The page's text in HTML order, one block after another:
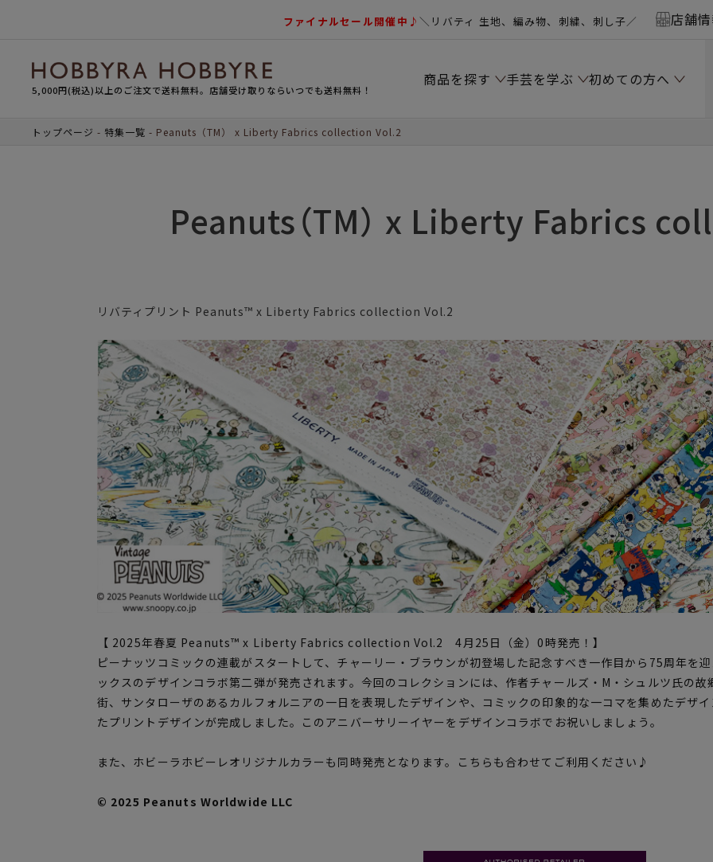
ファイナルセール開催中♪＼リバティ 生地、編み物、刺繍、刺し子／ 店舗
5,000円(税込)以上のご注文で送料無料。店舗受け取りならいつでも送料無料！
商品を探す 手芸を学ぶ 初めての方へ
トップページ 特集一覧 Peanuts（TM） x Liberty Fabrics collection Vol.2
Peanuts（TM） x Liberty Fabrics
リバティプリント Peanuts™ x Liberty Fabrics collection Vol.2
【 2025年春夏 Peanuts™ x Liberty Fabrics collection Vol.2 4月25日（金）0時発売！】
ピーナッツコミックの連載がスタートして、チャーリー・ブラウンが初登場した記念すべき一作目から75周年を
ックスのデザインコラボ第二弾が発売されます。今回のコレクションには、作者チャールズ・M・シュルツ氏の
街、サンタローザのあるカルフォルニアの一日を表現したデザインや、コミックの印象的な一コマを集めたデザ
たプリントデザインが完成しました。このアニバーサリーイヤーをデザインコラボでお祝いしましょう。
また、ホビーラホビーレオリジナルカラーも同時発売となります。こちらも合わせてご利用ください♪
© 2025 Peanuts Worldwide LLC